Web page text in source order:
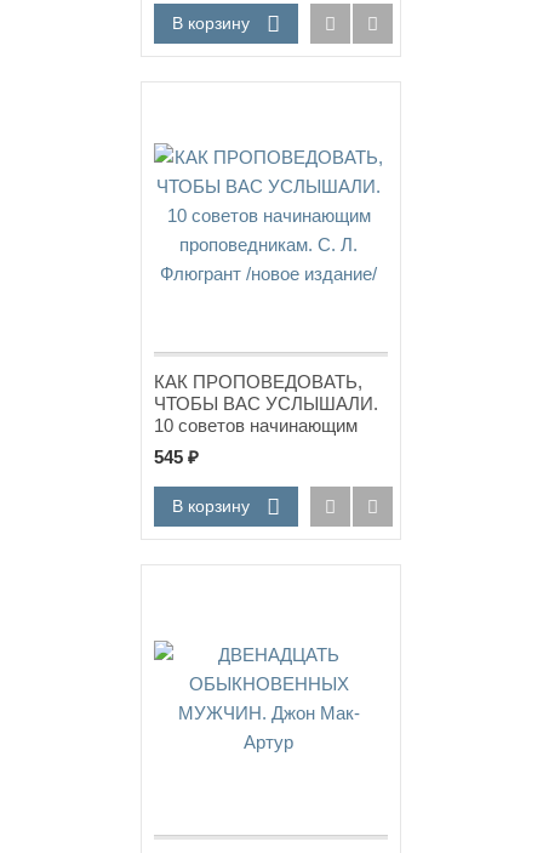
В корзину
КАК ПРОПОВЕДОВАТЬ,
ЧТОБЫ ВАС УСЛЫШАЛИ.
10 советов начинающим
проповедникам. С. Л.
Флюгрант /новое издание/
545 ₽
В корзину